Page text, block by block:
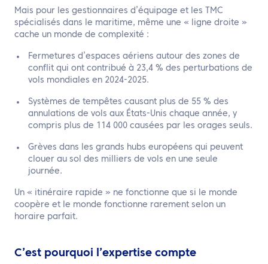
Mais pour les gestionnaires d’équipage et les TMC
spécialisés dans le maritime, même une « ligne droite »
cache un monde de complexité :
Fermetures d’espaces aériens autour des zones de
conflit qui ont contribué à 23,4 % des perturbations de
vols mondiales en 2024-2025.
Systèmes de tempêtes causant plus de 55 % des
annulations de vols aux États-Unis chaque année, y
compris plus de 114 000 causées par les orages seuls.
Grèves dans les grands hubs européens qui peuvent
clouer au sol des milliers de vols en une seule
journée.
Un « itinéraire rapide » ne fonctionne que si le monde
coopère et le monde fonctionne rarement selon un
horaire parfait.
C’est pourquoi l’expertise compte